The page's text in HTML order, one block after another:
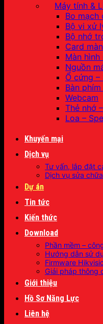
Máy tính &
Bo mạch
Bộ vi xử
Bộ nhớ
Card
Màn
Nguồn
Ổ cứng –
Bàn
Webcam
Thẻ nhớ
Loa –
Khuyến mại
Dịch vụ
Tư vấn, lắp đặt
Dịch vụ sửa
Dự án
Tin tức
Kiến thức
Download
Phần mềm –
Hướng dẫn sử
Firmware
Giải pháp thông
Giới thiệu
Hồ Sơ Năng Lực
Liên hệ